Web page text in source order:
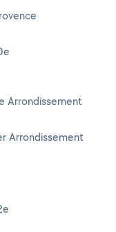
Arrondissement
Arrondissement